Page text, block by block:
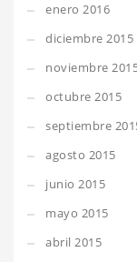
enero 2016
diciembre 2015
noviembre
octubre 2015
septiembre
agosto 2015
junio 2015
mayo 2015
abril 2015